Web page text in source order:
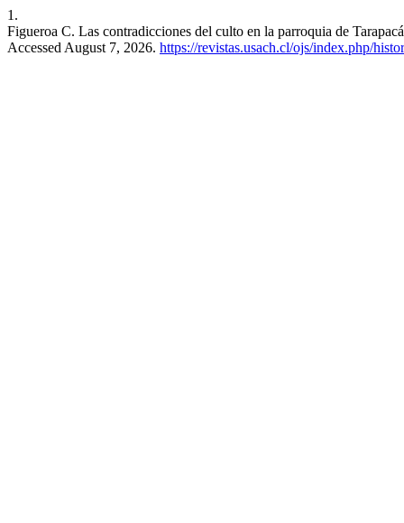
1.
Figueroa C. Las contradicciones del culto en la parroquia de
Accessed August 7, 2026. https://revistas.usach.cl/ojs/index.php/